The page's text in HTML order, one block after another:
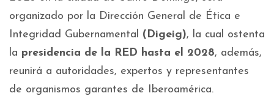
organizado por la Dirección General de Ética e
Integridad Gubernamental (Digeig), la cual ostenta
la presidencia de la RED hasta el 2028, además,
reunirá a autoridades, expertos y representantes
de organismos garantes de Iberoamérica.